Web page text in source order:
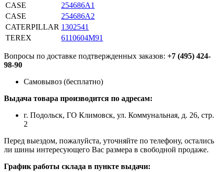
CASE
254686A1
CASE
254686A2
CATERPILLAR 1302541
TEREX
6110604M91
Вопросы по доставке подтвержденных заказов: +7 (495) 424-
98-90
Самовывоз (бесплатно)
Выдача товара производится по адресам:
г. Подольск, ГО Климовск, ул. Коммунальная, д. 26, стр.
2
Перед выездом, пожалуйста, уточняйте по телефону, остались
ли шины интересующего Вас размера в свободной продаже.
График работы склада в пункте выдачи: